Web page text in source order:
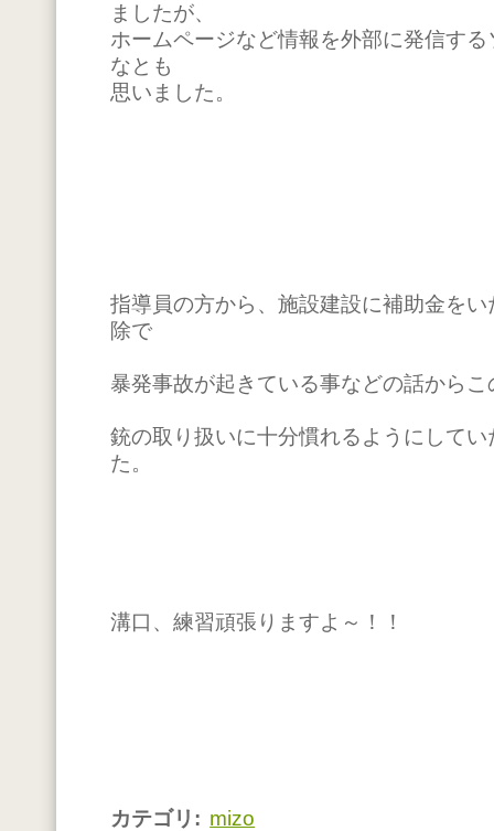
ましたが、
ホームページなど情報を外部に発信す
なとも
思いました。
指導員の方から、施設建設に補助金を
除で
暴発事故が起きている事などの話から
銃の取り扱いに十分慣れるようにして
た。
溝口、練習頑張りますよ～！！
カテゴリ : mizo